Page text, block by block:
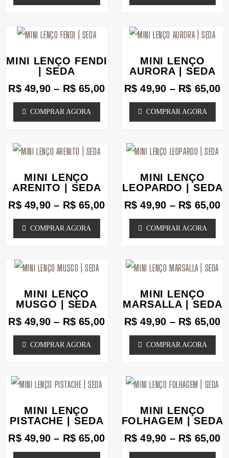
MINI LENÇO FENDI
| SEDA
R$49,90 – R$65,00
Faixa
preço:
R$ 49,90
através
R$ 65,00
COMPRAR AGORA
Este
tem
várias
variantes.
As
podem
escolhidas
do
MINI LENÇO
AURORA | SEDA
R$ 49,90 – R$ 65,00
COMPRAR AGORA
Este
tem
várias
variantes.
As
podem
escolhidas
do
MINI LENÇO
ARENITO | SEDA
R$49,90 – R$65,00
Faixa
R$ 49,90
através
R$ 65,00
COMPRAR AGORA
Este
tem
várias
variantes.
As
podem
escolhidas
do
MINI LENÇO
LEOPARDO | SEDA
R$ 49,90 – R$ 65,00
COMPRAR AGORA
Este
tem
várias
variantes.
As
podem
escolhidas
do
MINI LENÇO
MUSGO | SEDA
R$49,90 – R$65,00
Faixa
R$ 49,90
através
R$ 65,00
COMPRAR AGORA
Este
tem
várias
variantes.
As
podem
escolhidas
MINI LENÇO
MARSALLA | SEDA
R$ 49,90 – R$ 65,00
COMPRAR AGORA
Este
tem
várias
variantes.
As
podem
escolhidas
MINI LENÇO
PISTACHE | SEDA
R$49,90 – R$65,00
Faixa
R$ 49,90
através
R$ 65,00
Este
tem
várias
variantes.
MINI LENÇO
FOLHAGEM | SEDA
R$ 49,90 – R$ 65,00
Este
tem
várias
variantes.